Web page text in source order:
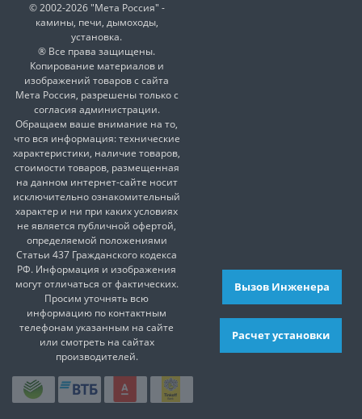
© 2002-2026 "Мета Россия" -
камины, печи, дымоходы,
установка.
® Все права защищены.
Копирование материалов и
изображений товаров с сайта
Мета Россия, разрешены только с
согласия администрации.
Обращаем ваше внимание на то,
что вся информация: технические
характеристики, наличие товаров,
стоимости товаров, размещенная
на данном интернет-сайте носит
исключительно ознакомительный
характер и ни при каких условиях
не является публичной офертой,
определяемой положениями
Статьи 437 Гражданского кодекса
РФ. Информация и изображения
могут отличаться от фактических.
Просим уточнять всю
информацию по контактным
телефонам указанным на сайте
или смотреть на сайтах
производителей.
Расчет установки
Вызов Инженера